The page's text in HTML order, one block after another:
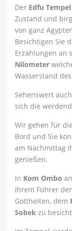
Der Edfu Tempel
Zustand und
von ganz
Besichtigen Sie
Erzählungen an
Nilometer
Wasserstand
Sehenswert
sich die
Wir gehen für
Bord und Sie
am Nachmittag
genießen.
In Kom Ombo
Ihrem Führer
Gottheiten, dem
Sobek zu